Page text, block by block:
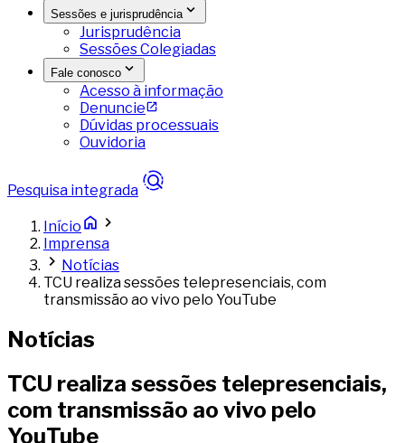
Sessões e jurisprudência
Jurisprudência
Sessões Colegiadas
Fale conosco
Acesso à informação
Denuncie
Dúvidas processuais
Ouvidoria
Pesquisa integrada
Início
Imprensa
Notícias
TCU realiza sessões telepresenciais, com
transmissão ao vivo pelo YouTube
Notícias
TCU realiza sessões telepresenciais,
com transmissão ao vivo pelo
YouTube